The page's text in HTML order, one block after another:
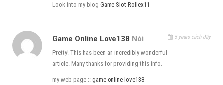
Look into my blog Game Slot Rollex11
Game Online Love138 Nói 5 years cách đây
Pretty! This has been an incredibly wonderful
article. Many thanks for providing this info.
my web page :: game online love138